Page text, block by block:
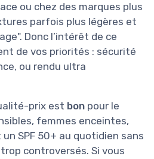
ou chez des marques plus
parfois plus légères et
Donc l’intérêt de ce
de vos priorités : sécurité
ou rendu ultra
prix est bon pour le
femmes enceintes,
SPF 50+ au quotidien sans
controversés. Si vous